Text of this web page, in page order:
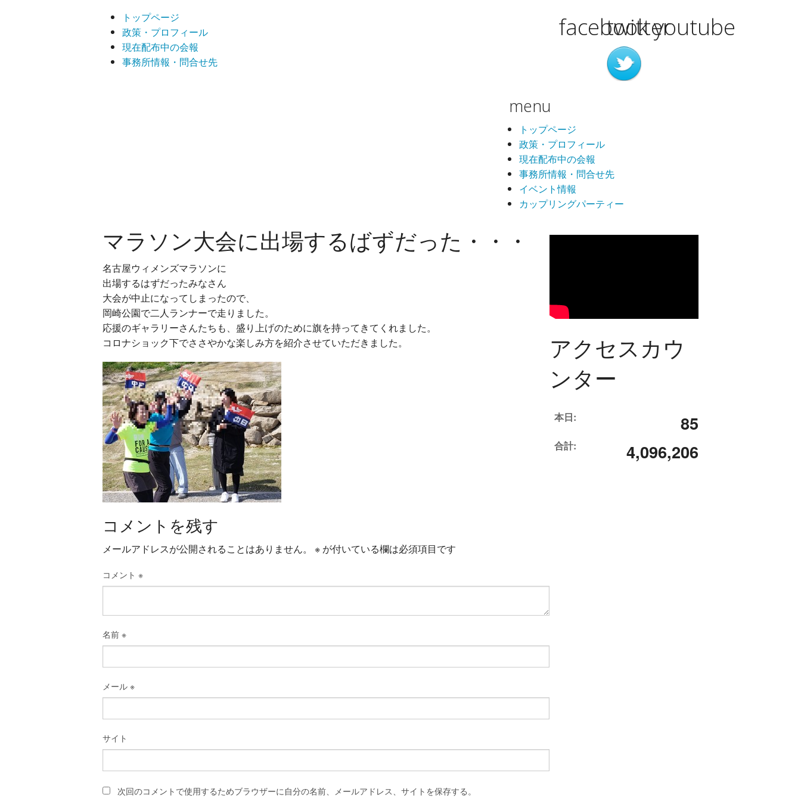
トップページ
政策・プロフィール
現在配布中の会報
事務所情報・問合せ先
facebook
twitteryoutube
menu
トップページ
政策・プロフィール
現在配布中の会報
事務所情報・問合せ先
イベント情報
カップリングパーティー
マラソン大会に出場するばずだった・・・
名古屋ウィメンズマラソンに
出場するはずだったみなさん
大会が中止になってしまったので、
岡崎公園で二人ランナーで走りました。
応援のギャラリーさんたちも、盛り上げのために旗を持ってきてくれました。
コロナショック下でささやかな楽しみ方を紹介させていただきました。
コメントを残す
メールアドレスが公開されることはありません。 ※ が付いている欄は必須項目です
コメント ※
名前 ※
メール ※
サイト
次回のコメントで使用するためブラウザーに自分の名前、メールアドレス、サイトを保存する。
アクセスカウ
ンター
本日: 85
合計: 4,096,206